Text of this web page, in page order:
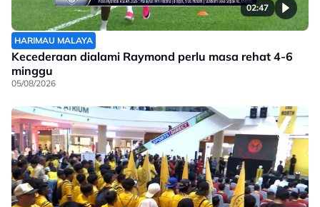
02:47
HARIMAU MALAYA
Kecederaan dialami Raymond perlu masa rehat 4-6
minggu
05/08/2026